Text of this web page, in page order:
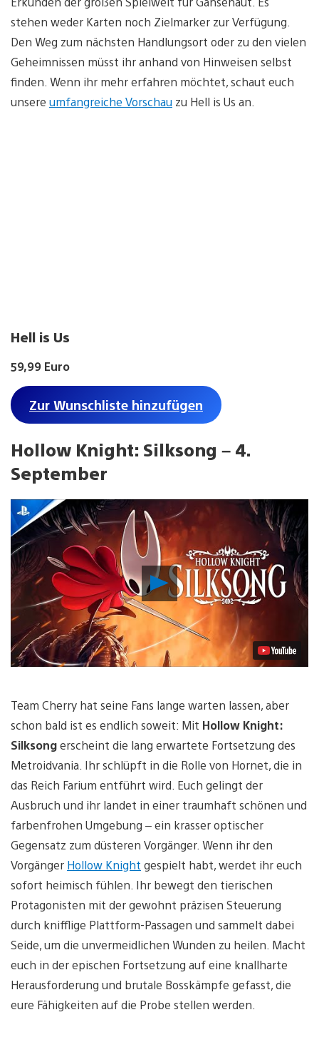
stehen weder Karten noch Zielmarker zur Verfügung.
Den Weg zum nächsten Handlungsort oder zu den vielen
Geheimnissen müsst ihr anhand von Hinweisen selbst
finden. Wenn ihr mehr erfahren möchtet, schaut euch
unsere umfangreiche Vorschau zu Hell is Us an.
Hell is Us
59,99 Euro
Zur Wunschliste hinzufügen
Hollow Knight: Silksong – 4.
September
Video
abspielen
Team Cherry hat seine Fans lange warten lassen, aber
schon bald ist es endlich soweit: Mit Hollow Knight:
Silksongerscheint die lang erwartete Fortsetzung des
Metroidvania. Ihr schlüpft in die Rolle von Hornet, die in
das Reich Farium entführt wird. Euch gelingt der
Ausbruch und ihr landet in einer traumhaft schönen und
farbenfrohen Umgebung – ein krasser optischer
Gegensatz zum düsteren Vorgänger. Wenn ihr den
Vorgänger Hollow Knight gespielt habt, werdet ihr euch
sofort heimisch fühlen. Ihr bewegt den tierischen
Protagonisten mit der gewohnt präzisen Steuerung
durch knifflige Plattform-Passagen und sammelt dabei
Seide, um die unvermeidlichen Wunden zu heilen. Macht
euch in der epischen Fortsetzung auf eine knallharte
Herausforderung und brutale Bosskämpfe gefasst, die
eure Fähigkeiten auf die Probe stellen werden.